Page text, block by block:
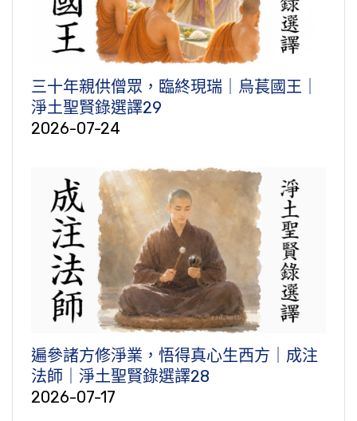
三十年親供僧眾，臨終現瑞｜烏萇國王｜
淨土聖賢錄選譯29
2026-07-24
遍參諸方修淨業，悟得真心生西方｜成注
法師｜淨土聖賢錄選譯28
2026-07-17